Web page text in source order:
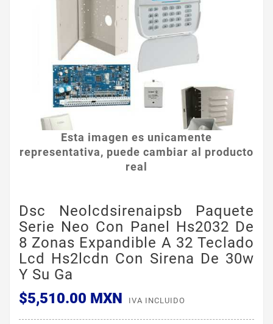
Esta imagen es unicamente
representativa, puede cambiar al producto
real
Dsc Neolcdsirenaipsb Paquete
Serie Neo Con Panel Hs2032 De
8 Zonas Expandible A 32 Teclado
Lcd Hs2lcdn Con Sirena De 30w
Y Su Ga
$5,510.00 MXN
IVA INCLUIDO